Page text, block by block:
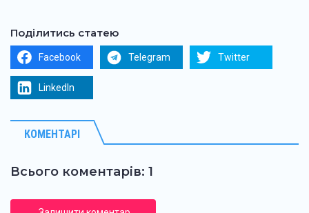
Поділитись статею
Facebook Telegram Twitter
LinkedIn
КОМЕНТАРІ
Всього коментарів: 1